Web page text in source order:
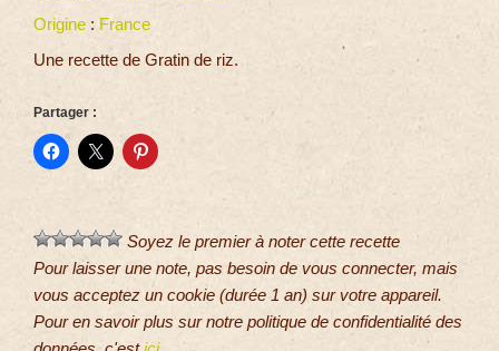
Origine : France
Une recette de Gratin de riz.
Partager :
Soyez le premier à noter cette recette
Pour laisser une note, pas besoin de vous connecter, mais
vous acceptez un cookie (durée 1 an) sur votre appareil.
Pour en savoir plus sur notre politique de confidentialité des